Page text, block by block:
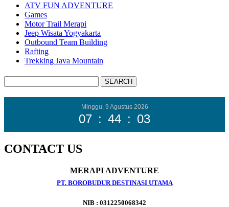
ATV FUN ADVENTURE
Games
Motor Trail Merapi
Jeep Wisata Yogyakarta
Outbound Team Building
Rafting
Trekking Java Mountain
Minggu, 9 Agustus 2026
07 : 44 : 05
CONTACT US
MERAPI ADVENTURE
PT. BOROBUDUR DESTINASI UTAMA
NIB : 0312250068342